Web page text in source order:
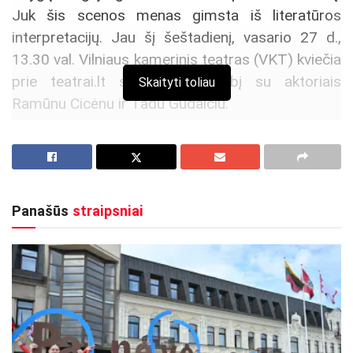
Juk šis scenos menas gimsta iš literatūros
interpretacijų. Jau šį šeštadienį, vasario 27 d.,
13.30 val. Vilniaus kamerinis teatras (VKT) kviečia
prie teatrai.lt stendo į pokalbį su aktoriais
Ramūnu Cicėnu ir Tadu Gudaičiu.
Aktualios naujienos
2026-08-08
Prasidėjo Respublikinis tapytojų pleneras
„Kėdainiai abipus Nevėžio“!
2026-08-07
Karaliai, tarnai, dievai ir plėšikai
Skaityti toliau
Panašūs straipsniai